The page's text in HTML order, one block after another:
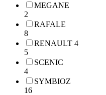
MEGANE
2
RAFALE
8
RENAULT 4
5
SCENIC
4
SYMBIOZ
16